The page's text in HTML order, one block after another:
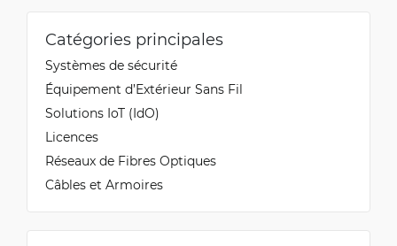
Catégories principales
Systèmes de sécurité
Équipement d’Extérieur Sans Fil
Solutions IoT (IdO)
Licences
Réseaux de Fibres Optiques
Câbles et Armoires